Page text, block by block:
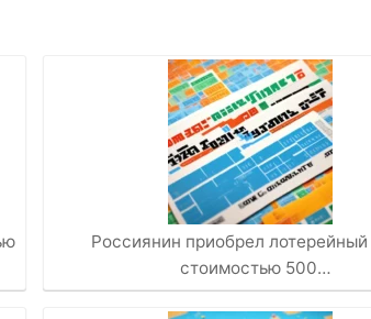
Россиянин приобрел лотерейный
стоимостью 500…